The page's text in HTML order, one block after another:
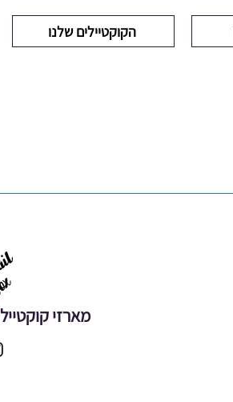
הקוקטיילים שלנו
מארזי קוקטייל